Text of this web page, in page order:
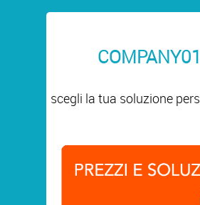
scegli la tua soluzione